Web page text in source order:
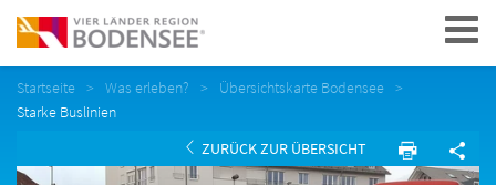
Navigation
Startseite Was erleben?
Übersichtskarte Bodensee
Starke Buslinien
ZURÜCK ZUR ÜBERSICHT